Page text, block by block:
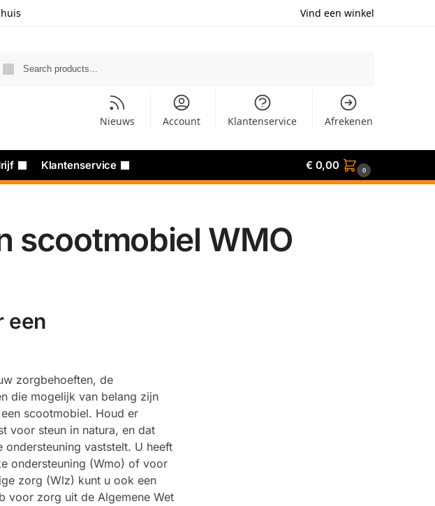
Vind een winkel
Nieuws Account Klantenservice Afrekenen
Klantenservice €0,00 0
scootmobiel WMO
een
zorgbehoeften, de
die mogelijk van belang zijn
scootmobiel. Houd er
voor steun in natura, en dat
vaststelt. U heeft
ondersteuning (Wmo) of voor
zorg (Wlz) kunt u ook een
voor zorg uit de Algemene Wet